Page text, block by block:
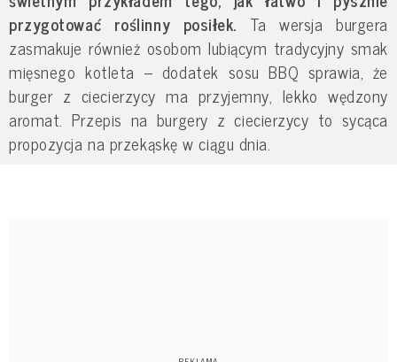
przygotować roślinny posiłek. Ta wersja burgera
zasmakuje również osobom lubiącym tradycyjny smak
mięsnego kotleta – dodatek sosu BBQ sprawia, że
burger z ciecierzycy ma przyjemny, lekko wędzony
aromat. Przepis na burgery z ciecierzycy to sycąca
propozycja na przekąskę w ciągu dnia.